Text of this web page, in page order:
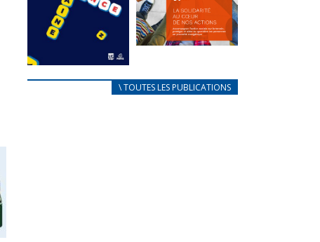
FEUILLETER
au coeur de
nos actions
\ TOUTES LES PUBLICATIONS